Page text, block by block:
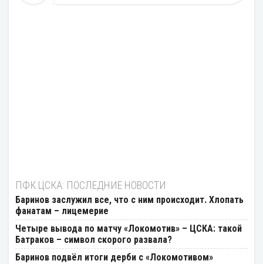
ПФК ЦСКА: ПОСЛЕДНИЕ НОВОСТИ
Баринов заслужил все, что с ним происходит. Хлопать
фанатам – лицемерие
Четыре вывода по матчу «Локомотив» – ЦСКА: такой
Батраков – символ скорого развала?
Баринов подвёл итоги дерби с «Локомотивом»